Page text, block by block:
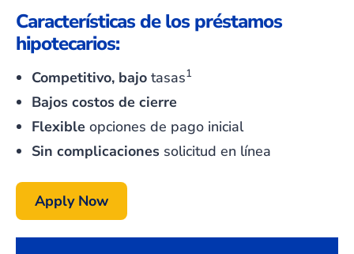
Características de los préstamos
hipotecarios:
Competitivo, bajo tasas1
Bajos costos de cierre
Flexible opciones de pago inicial
Sin complicaciones solicitud en línea
Apply Now